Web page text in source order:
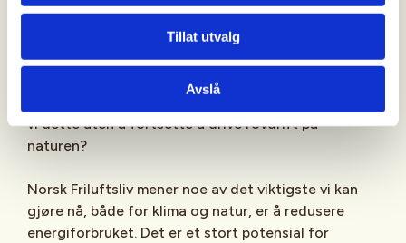
Tillat utvalg
Avslå
Energiforbruket må ned
I takt med klimautfordringene og det grønne skiftet
vi dette uten å fortsette å drive rovdrift på
naturen?
Norsk Friluftsliv mener noe av det viktigste vi kan
gjøre nå, både for klima og natur, er å redusere
energiforbruket. Det er et stort potensial for